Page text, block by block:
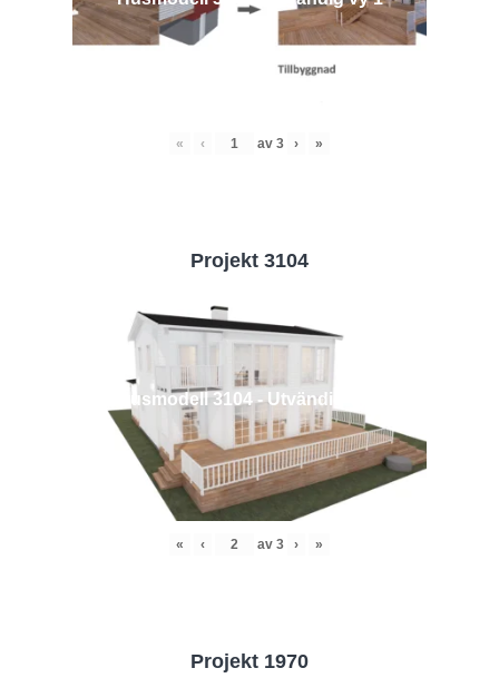
« ‹ av 3 › »
Projekt 3104
Husmodell 3104 - Utvändig vy 2
« ‹ av 3 › »
Projekt 1970